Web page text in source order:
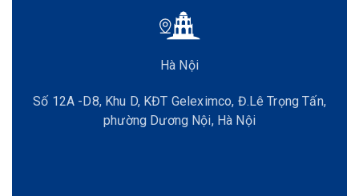
Hà Nội
Số 12A -D8, Khu D, KĐT Geleximco, Đ.Lê Trọng Tấn,
phường Dương Nội, Hà Nội